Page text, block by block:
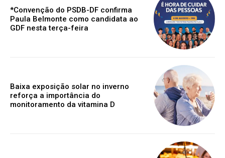
*Convenção do PSDB-DF confirma
Paula Belmonte como candidata ao
GDF nesta terça-feira
Baixa exposição solar no inverno
reforça a importância do
monitoramento da vitamina D